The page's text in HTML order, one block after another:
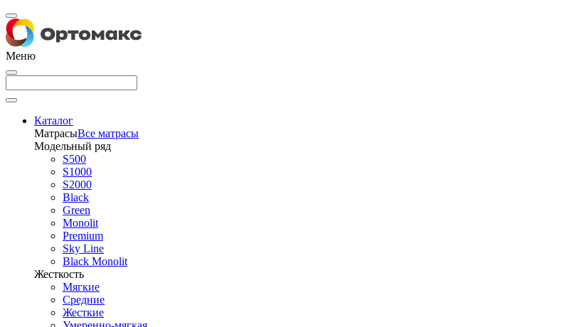
Меню
Каталог
МатрасыВсе матрасы
Модельный ряд
S500
S1000
S2000
Black
Green
Monolit
Premium
Sky Line
Black Monolit
Жесткость
Мягкие
Средние
Жесткие